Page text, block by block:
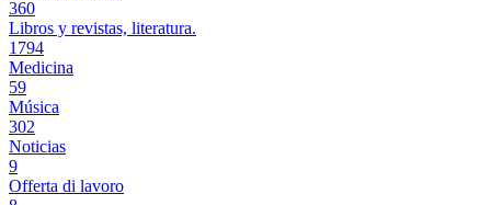
360
Libros y revistas, literatura.
1794
Medicina
59
Música
302
Noticias
9
Offerta di lavoro